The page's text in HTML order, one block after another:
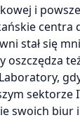
i
centra
stał się
oszczędza
sektorze
swoich biur